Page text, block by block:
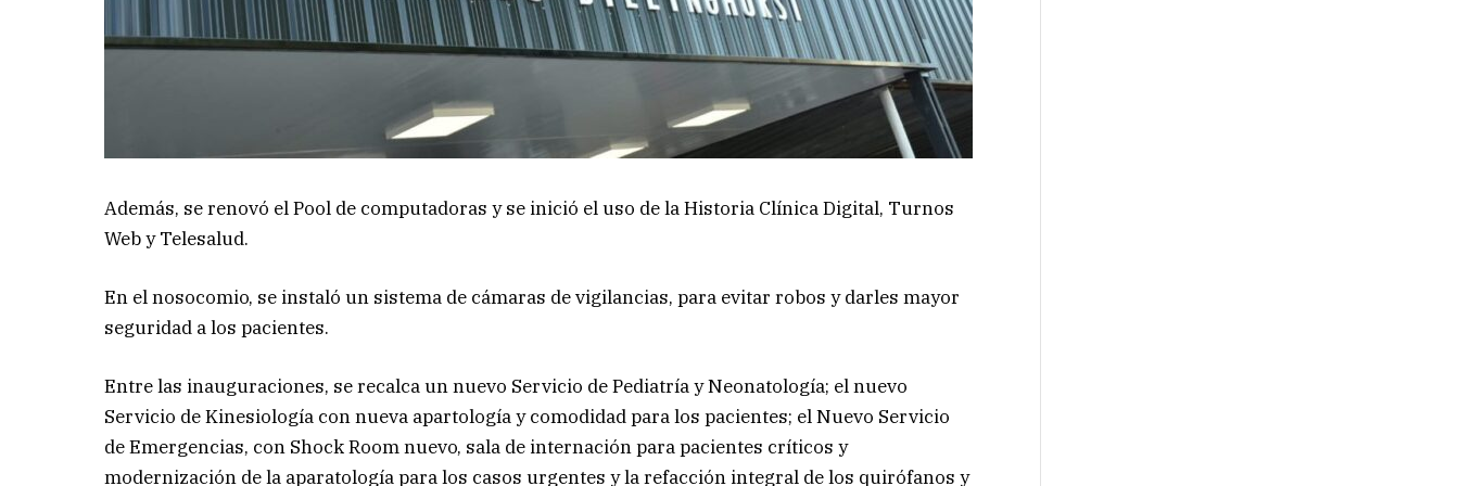
Además, se renovó el Pool de computadoras y se inició el uso de la Historia Clínica Digital, Turnos
Web y Telesalud.
En el nosocomio, se instaló un sistema de cámaras de vigilancias, para evitar robos y darles mayor
seguridad a los pacientes.
Entre las inauguraciones, se recalca un nuevo Servicio de Pediatría y Neonatología; el nuevo
Servicio de Kinesiología con nueva apartología y comodidad para los pacientes; el Nuevo Servicio
de Emergencias, con Shock Room nuevo, sala de internación para pacientes críticos y
modernización de la aparatología para los casos urgentes y la refacción integral de los quirófanos y